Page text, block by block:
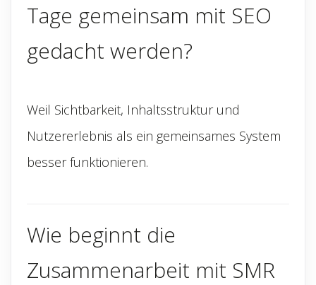
Tage gemeinsam mit SEO
gedacht werden?
Weil Sichtbarkeit, Inhaltsstruktur und
Nutzererlebnis als ein gemeinsames System
besser funktionieren.
Wie beginnt die
Zusammenarbeit mit SMR